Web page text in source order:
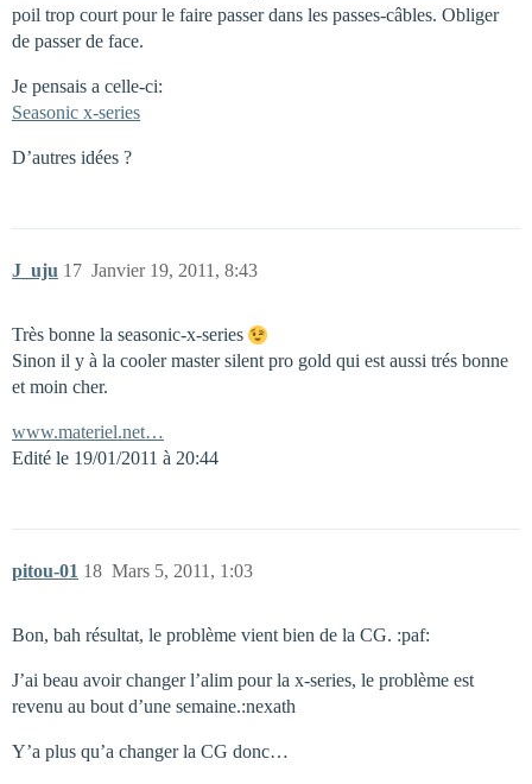
poil trop court pour le faire passer dans les passes-câbles. Obliger
de passer de face.
Je pensais a celle-ci:
Seasonic x-series
D’autres idées ?
J_uju Janvier 19, 2011, 8:43
17
Très bonne la seasonic-x-series
Sinon il y à la cooler master silent pro gold qui est aussi trés bonne
et moin cher.
www.materiel.net…
Edité le 19/01/2011 à 20:44
pitou-01 Mars 5, 2011, 1:03
18
Bon, bah résultat, le problème vient bien de la CG. :paf:
J’ai beau avoir changer l’alim pour la x-series, le problème est
revenu au bout d’une semaine.:nexath
Y’a plus qu’a changer la CG donc…